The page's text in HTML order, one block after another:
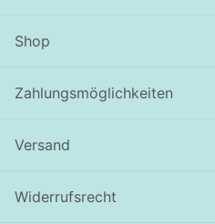
Shop
Zahlungsmöglichkeiten
Versand
Widerrufsrecht